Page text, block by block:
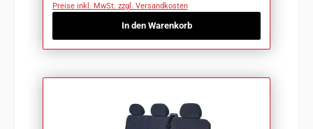
Preise inkl. MwSt. zzgl. Versandkosten
In den Warenkorb